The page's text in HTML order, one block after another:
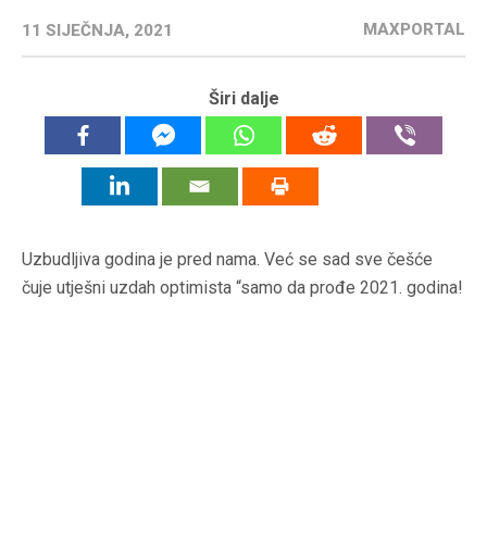
11 SIJEČNJA, 2021 MAXPORTAL
Širi dalje
Uzbudljiva godina je pred nama. Već se sad sve češće
čuje utješni uzdah optimista “samo da prođe 2021. godina!